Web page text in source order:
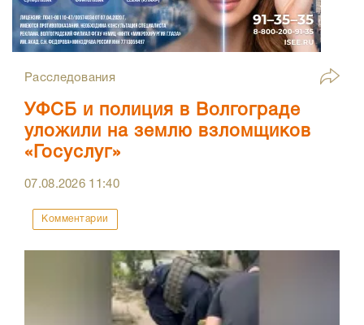
Расследования
УФСБ и полиция в Волгограде
уложили на землю взломщиков
«Госуслуг»
07.08.2026 11:40
Комментарии